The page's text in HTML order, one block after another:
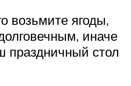
возьмите ягоды,
иначе
праздничный стол